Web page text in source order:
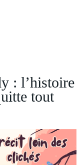
: l’histoire
tout